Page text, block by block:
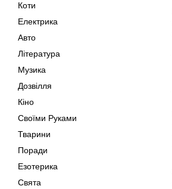
Коти
Електрика
Авто
Література
Музика
Дозвілля
Кіно
Своїми Руками
Тварини
Поради
Езотерика
Свята